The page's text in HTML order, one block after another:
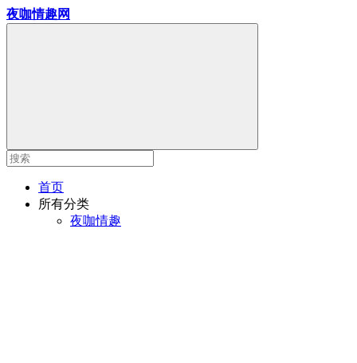
夜咖情趣网
首页
所有分类
夜咖情趣